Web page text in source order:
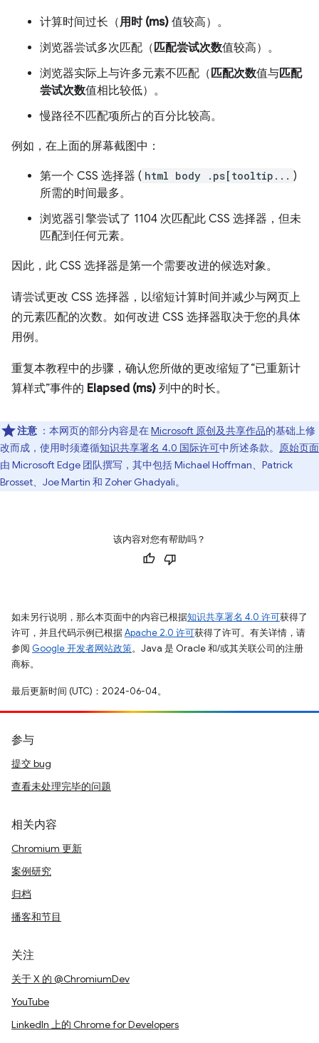
计算时间过长（用时 (ms) 值较高）。
浏览器尝试多次匹配（ 匹配尝试次数值较高）。
浏览器实际上与许多元素不匹配（ 匹配次数值与匹配
尝试次数值相比较低）。
慢路径不匹配项所占的百分比较高。
例如，在上面的屏幕截图中：
第一个 CSS 选择器 ( html body .ps[tooltip... )
所需的时间最多。
浏览器引擎尝试了 1104 次匹配此 CSS 选择器，但未
匹配到任何元素。
因此，此 CSS 选择器是第一个需要改进的候选对象。
请尝试更改 CSS 选择器，以缩短计算时间并减少与网页上
的元素匹配的次数。如何改进 CSS 选择器取决于您的具体
用例。
重复本教程中的步骤，确认您所做的更改缩短了“已重新计
算样式”事件的 Elapsed (ms) 列中的时长。
注意 ：本网页的部分内容是在Microsoft 原创及共享作品的基础上修
改而成，使用时须遵循知识共享署名 4.0 国际许可中所述条款。
原始页面
由 Microsoft Edge 团队撰写，其中包括 Michael Hoffman、Patrick
Brosset、Joe Martin 和 Zoher Ghadyali。
该内容对您有帮助吗？
如未另行说明，那么本页面中的内容已根据知识共享署名 4.0 许可获得了
许可，并且代码示例已根据Apache 2.0 许可获得了许可。有关详情，请
参阅 Google 开发者网站政策。Java 是 Oracle 和/或其关联公司的注册
商标。
最后更新时间 (UTC)：2024-06-04。
参与
提交 bug
查看未处理完毕的问题
相关内容
Chromium 更新
案例研究
归档
播客和节目
关注
关于 X 的 @ChromiumDev
YouTube
LinkedIn 上的 Chrome for Developers